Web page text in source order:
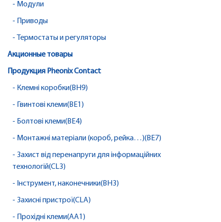
- Модули
- Приводы
- Термостаты и регуляторы
Акционные товары
Продукция Pheonix Contact
- Клемні коробки(BH9)
- Гвинтові клеми(BE1)
- Болтові клеми(BE4)
- Монтажні матеріали (короб, рейка…)(BE7)
- Захист від перенапруги для інформаційних
технологій(CL3)
- Інструмент, наконечники(BH3)
- Захисні пристрої(CLA)
- Прохідні клеми(AA1)